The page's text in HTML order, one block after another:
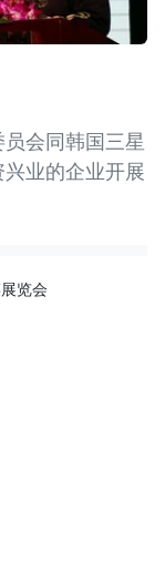
会同韩国三星
业的企业开展